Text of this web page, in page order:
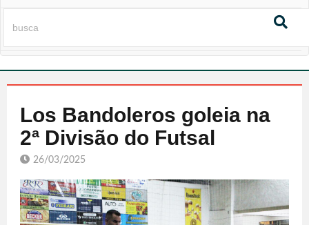
Los Bandoleros goleia na
2ª Divisão do Futsal
26/03/2025